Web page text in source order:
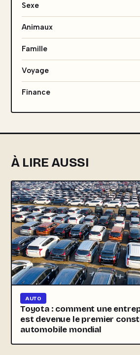
Sexe
Animaux
Famille
Voyage
Finance
À LIRE AUSSI
AUTO
Toyota : comment une
est devenue le premier
automobile mondial